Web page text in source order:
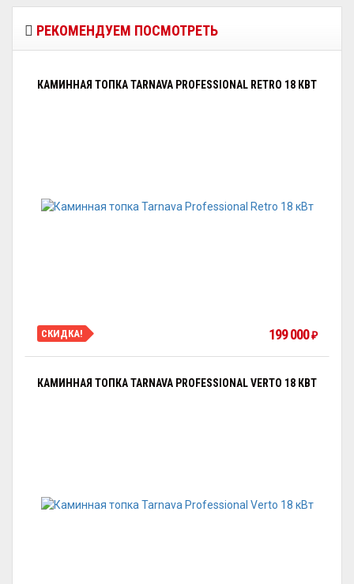
РЕКОМЕНДУЕМ ПОСМОТРЕТЬ
КАМИННАЯ ТОПКА TARNAVA PROFESSIONAL RETRO 18 КВТ
СКИДКА! 199 000₽
КАМИННАЯ ТОПКА TARNAVA PROFESSIONAL VERTO 18 КВТ